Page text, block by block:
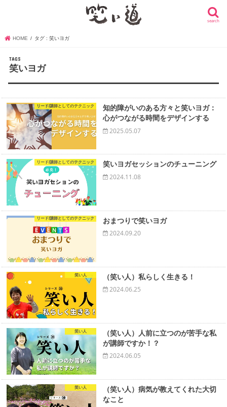
search
HOME タグ : 笑いヨガ
笑いヨガ
リード/講師としてのテクニック
知的障がいのある方々と笑いヨガ：
心がつながる時間をデザインする
2025.05.07
リード/講師としてのテクニック
笑いヨガセッションのチューニング
2024.11.08
リード/講師としてのテクニック
おまつりで笑いヨガ
2024.09.20
笑い人
（笑い人）私らしく生きる！
2024.06.25
笑い人
（笑い人）人前に立つのが苦手な私
が講師ですか！？
2024.06.05
笑い人
（笑い人）病気が教えてくれた大切
なこと